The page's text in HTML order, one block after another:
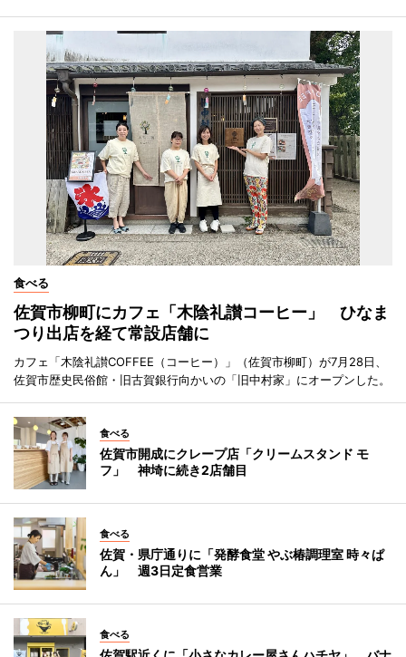
食べる
佐賀市柳町にカフェ「木陰礼讃コーヒー」 ひなま
つり出店を経て常設店舗に
カフェ「木陰礼讃COFFEE（コーヒー）」（佐賀市柳町）が7月28日、
佐賀市歴史民俗館・旧古賀銀行向かいの「旧中村家」にオープンした。
食べる
佐賀市開成にクレープ店「クリームスタンド モ
フ」 神埼に続き2店舗目
食べる
佐賀・県庁通りに「発酵食堂 やぶ椿調理室 時々ぱ
ん」 週3日定食営業
食べる